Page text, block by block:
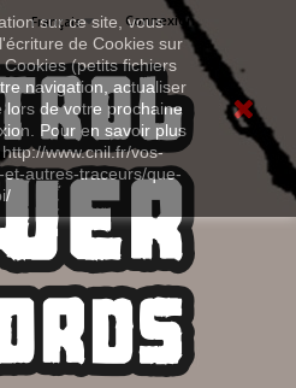
sur ce site, vous
de Cookies sur
(petits fichiers
navigation, actualiser
de votre prochaine
Pour en savoir plus
www.cnil.fr/vos-
autres-traceurs/que-
Connexion
Français